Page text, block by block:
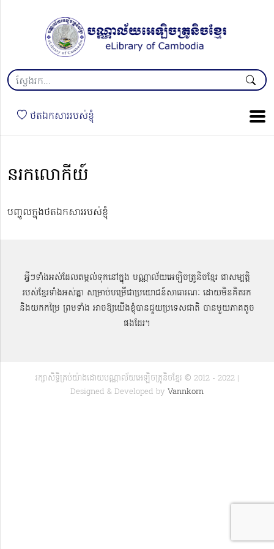
ថតឯកសាររបស់ខ្ញុំ
នរកលោកីយ៍
បញ្ចូលក្នុងថតឯកសាររបស់ខ្ញុំ
អ្វីៗទាំងអស់ដែលតម្កល់ទុកនៅក្នុង បណ្ណាល័យអេឡិចត្រូនិចខ្មែរ ជាសម្បតិ្ត
របស់ខ្មែរទាំងអស់គ្នា សម្រាប់បម្រើជាប្រយោជន៍សាធារណៈ ដោយមិនគិតរក
និងយកកម្រៃ ព្រមទាំង អាចឱ្យយើងខ្ញុំបានជួយប្រទេសជាតិ បានមួយភាគតូច
ផងដែរ។
រក្សាសិទ្ធិគ្រប់យ៉ាងដោយបណ្ណាល័យអេឡិចត្រូនិចខ្មែរ © 2012 - 2022 |
Designed & Developed by Vannkorn